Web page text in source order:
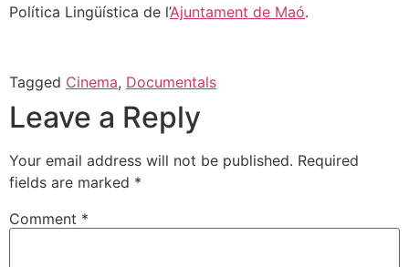
Política Lingüística de l’Ajuntament de Maó.
Tagged Cinema, Documentals
Leave a Reply
Your email address will not be published. Required
fields are marked *
Comment *